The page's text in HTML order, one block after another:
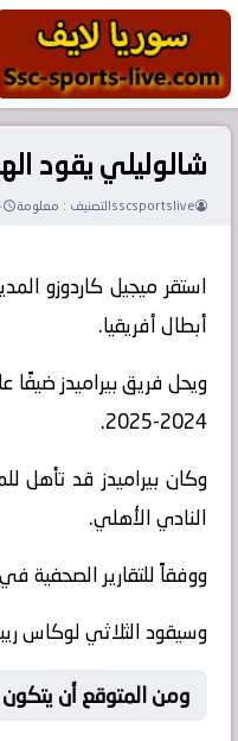
شالوليلي يقود
sscsportsliveالتصنيف : معلومة
استقر ميجيل كاردوزو
أبطال أفريقيا.
ويحل فريق بيراميدز
2024-2025.
وكان بيراميدز قد تأهل
النادي الأهلي.
ووفقاً للتقارير الصحفية
وسيقود الثلاثي لوكاس
ومن المتوقع أن